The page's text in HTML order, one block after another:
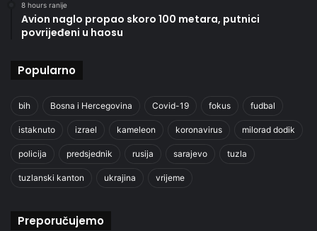
8 hours ranije
Avion naglo propao skoro 100 metara, putnici
povrijeđeni u haosu
Popularno
bih Bosna i Hercegovina Covid-19 fokus fudbal
istaknuto izrael kameleon koronavirus milorad dodik
policija predsjednik rusija sarajevo tuzla
tuzlanski kanton ukrajina vrijeme
Preporučujemo